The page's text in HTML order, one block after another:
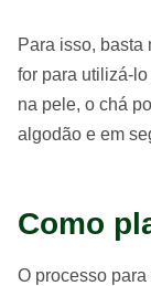
Para isso, basta
for para utilizá-
na pele, o chá
algodão e em
Como
O processo para